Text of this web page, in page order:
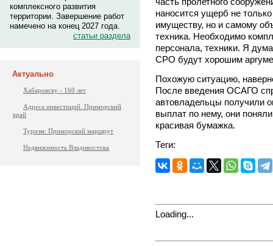
комплексного развития
территории. Завершение работ
намечено на конец 2027 года.
статьи раздела
Актуально
Хабаровску - 160 лет
Адреса инвестиций. Приморский
край
Туризм: Приморский маршрут
Недвижимость Владивостока
наносится ущерб не
имуществу, но и самому
техника. Необходимо
персонала, техники. Я
СРО будут хорошим
Похожую ситуацию,
После введения ОСАГО
автовладельцы получили
выплат по нему, они
красивая бумажка.
Теги:
Loading...